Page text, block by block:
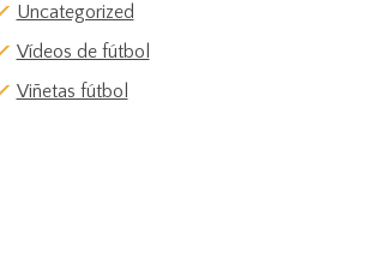
Uncategorized
Vídeos de fútbol
Viñetas fútbol